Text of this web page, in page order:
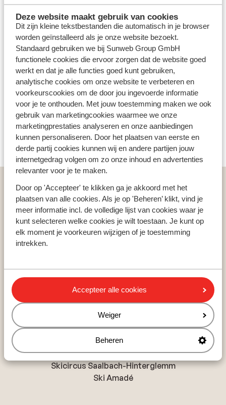
Deze website maakt gebruik van cookies
Dit zijn kleine tekstbestanden die automatisch in je browser
worden geïnstalleerd als je onze website bezoekt.
Standaard gebruiken we bij Sunweb Group GmbH
functionele cookies die ervoor zorgen dat de website goed
werkt en dat je alle functies goed kunt gebruiken,
analytische cookies om onze website te verbeteren en
voorkeurscookies om de door jou ingevoerde informatie
voor je te onthouden. Met jouw toestemming maken we ook
gebruik van marketingcookies waarmee we onze
marketingprestaties analyseren en onze aanbiedingen
kunnen personaliseren. Door het plaatsen van eerste en
derde partij cookies kunnen wij en andere partijen jouw
internetgedrag volgen om zo onze inhoud en advertenties
relevanter voor je te maken.
Door op 'Accepteer' te klikken ga je akkoord met het
plaatsen van alle cookies. Als je op 'Beheren’ klikt, vind je
meer informatie incl. de volledige lijst van cookies waar je
kunt selecteren welke cookies je wilt toestaan. Je kunt op
elk moment je voorkeuren wijzigen of je toestemming
intrekken.
Accepteer alle cookies
Weiger
Beheren
Uitgebreide wellnessfaciliteiten
Ideale ligging
Populaire wintersportlanden
Oostenrijk
Frankrijk
Italië
Gerlos
Mayrhofen
Populaire skigebieden
Zillertal
Skicircus Saalbach-Hinterglemm
Ski Amadé